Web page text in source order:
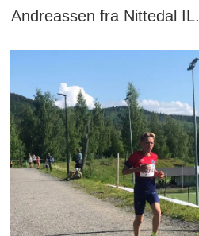
Andreassen fra Nittedal IL.